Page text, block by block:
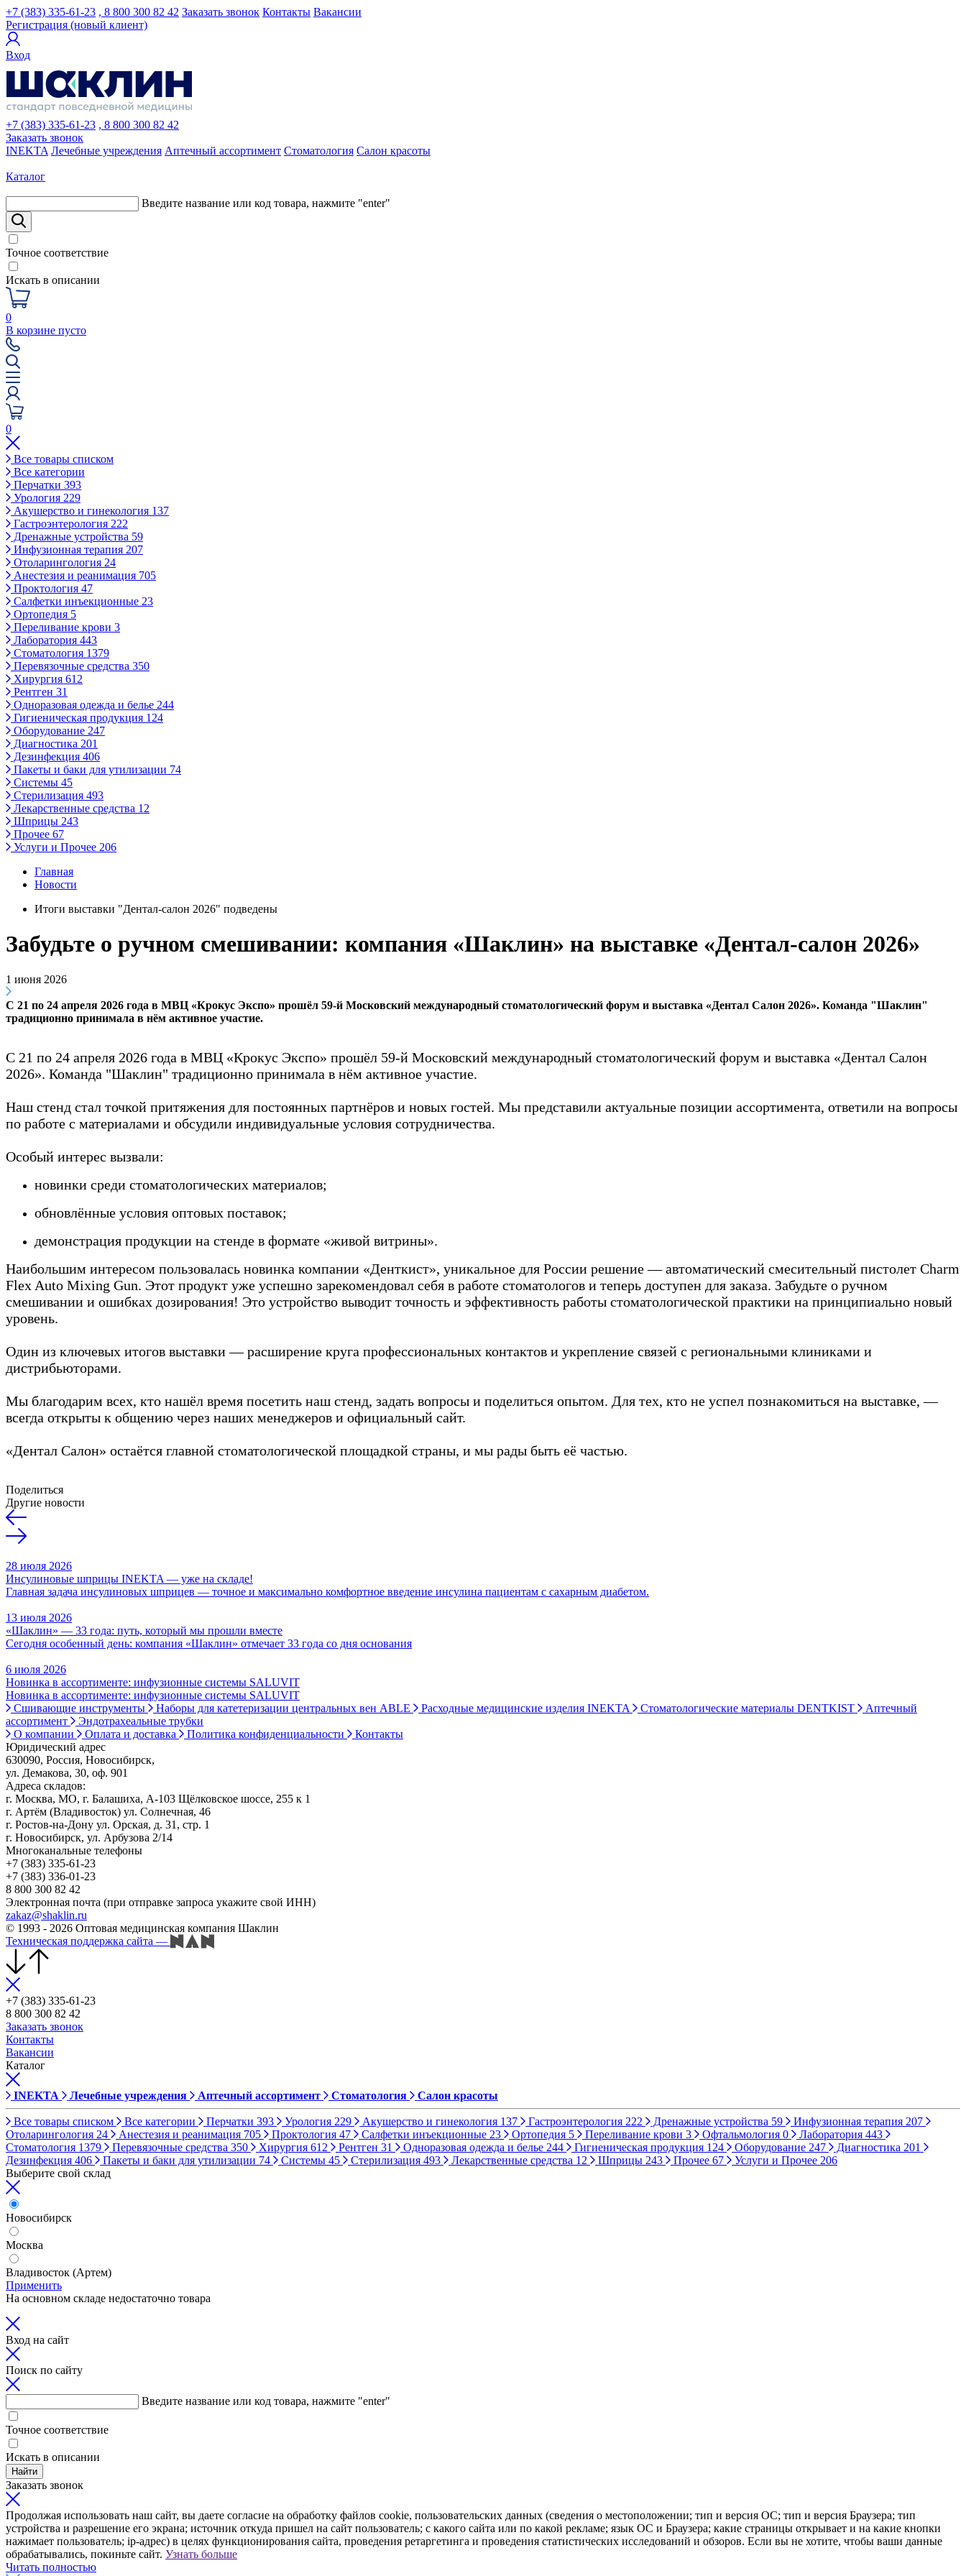
+7 (383) 335-61-23 , 8 800 300 82 42 Заказать звонок Контакты Вакансии
Регистрация (новый клиент)
Вход
+7 (383) 335-61-23 , 8 800 300 82 42
Заказать звонок
INEKTA Лечебные учреждения Аптечный ассортимент Стоматология Салон красоты
Каталог
Введите название или код товара, нажмите "enter"
Точное соответствие
Искать в описании
0
В корзине пусто
0
Все товары списком
Все категории
Перчатки 393
Урология 229
Акушерство и гинекология 137
Гастроэнтерология 222
Дренажные устройства 59
Инфузионная терапия 207
Отоларингология 24
Анестезия и реанимация 705
Проктология 47
Салфетки инъекционные 23
Ортопедия 5
Переливание крови 3
Лаборатория 443
Стоматология 1379
Перевязочные средства 350
Хирургия 612
Рентген 31
Одноразовая одежда и белье 244
Гигиеническая продукция 124
Оборудование 247
Диагностика 201
Дезинфекция 406
Пакеты и баки для утилизации 74
Системы 45
Стерилизация 493
Лекарственные средства 12
Шприцы 243
Прочее 67
Услуги и Прочее 206
Главная
Новости
Итоги выставки "Дентал-салон 2026" подведены
Забудьте о ручном смешивании: компания «Шаклин» на выставке «Дентал-салон 2026»
1 июня 2026
С 21 по 24 апреля 2026 года в МВЦ «Крокус Экспо» прошёл 59-й Московский международный стоматологический форум и выставка «Дентал Салон 2026». Команда "Шаклин"
традиционно принимала в нём активное участие.
С 21 по 24 апреля 2026 года в МВЦ «Крокус Экспо» прошёл 59-й Московский международный стоматологический форум и выставка «Дентал Салон
2026». Команда "Шаклин" традиционно принимала в нём активное участие.
Наш стенд стал точкой притяжения для постоянных партнёров и новых гостей. Мы представили актуальные позиции ассортимента, ответили на вопросы
по работе с материалами и обсудили индивидуальные условия сотрудничества.
Особый интерес вызвали:
новинки среди стоматологических материалов;
обновлённые условия оптовых поставок;
демонстрация продукции на стенде в формате «живой витрины».
Наибольшим интересом пользовалась новинка компании «Денткист», уникальное для России решение — автоматический смесительный пистолет Charm
Flex Auto Mixing Gun. Этот продукт уже успешно зарекомендовал себя в работе стоматологов и теперь доступен для заказа. Забудьте о ручном
смешивании и ошибках дозирования! Это устройство выводит точность и эффективность работы стоматологической практики на принципиально новый
уровень.
Один из ключевых итогов выставки — расширение круга профессиональных контактов и укрепление связей с региональными клиниками и
дистрибьюторами.
Мы благодарим всех, кто нашёл время посетить наш стенд, задать вопросы и поделиться опытом. Для тех, кто не успел познакомиться на выставке, —
всегда открыты к общению через наших менеджеров и официальный сайт.
«Дентал Салон» остаётся главной стоматологической площадкой страны, и мы рады быть её частью.
Поделиться
Другие новости
28 июля 2026
Инсулиновые шприцы INEKTA — уже на складе!
Главная задача инсулиновых шприцев — точное и максимально комфортное введение инсулина пациентам с сахарным диабетом.
13 июля 2026
«Шаклин» — 33 года: путь, который мы прошли вместе
Сегодня особенный день: компания «Шаклин» отмечает 33 года со дня основания
6 июля 2026
Новинка в ассортименте: инфузионные системы SALUVIT
Новинка в ассортименте: инфузионные системы SALUVIT
Сшивающие инструменты
Наборы для катетеризации центральных вен ABLE Расходные медицинские изделия INEKTA Стоматологические материалы DENTKIST
Аптечный
ассортимент
Эндотрахеальные трубки
О компании
Оплата и доставка Политика конфиденциальности
Контакты
Юридический адрес
630090, Россия, Новосибирск,
ул. Демакова, 30, оф. 901
Адреса складов:
г. Москва, МО, г. Балашиха, А-103 Щёлковское шоссе, 255 к 1
г. Артём (Владивосток) ул. Солнечная, 46
г. Ростов-на-Дону ул. Орская, д. 31, стр. 1
г. Новосибирск, ул. Арбузова 2/14
Многоканальные телефоны
+7 (383) 335-61-23
+7 (383) 336-01-23
8 800 300 82 42
Электронная почта (при отправке запроса укажите свой ИНН)
zakaz@shaklin.ru
© 1993 - 2026 Оптовая медицинская компания Шаклин
Техническая поддержка сайта —
+7 (383) 335-61-23
8 800 300 82 42
Заказать звонок
Контакты
Вакансии
Каталог
INEKTA Лечебные учреждения Аптечный ассортимент Стоматология Салон красоты
Все товары списком Все категории Перчатки 393 Урология 229 Акушерство и гинекология 137 Гастроэнтерология 222 Дренажные устройства 59 Инфузионная терапия 207
Отоларингология 24 Анестезия и реанимация 705 Проктология 47 Салфетки инъекционные 23 Ортопедия 5 Переливание крови 3 Офтальмология 0 Лаборатория 443
Стоматология 1379 Перевязочные средства 350 Хирургия 612 Рентген 31 Одноразовая одежда и белье 244 Гигиеническая продукция 124 Оборудование 247 Диагностика 201
Дезинфекция 406 Пакеты и баки для утилизации 74 Системы 45 Стерилизация 493 Лекарственные средства 12 Шприцы 243 Прочее 67 Услуги и Прочее 206
Выберите свой склад
Новосибирск
Москва
Владивосток (Артем)
Применить
На основном складе недостаточно товара
Вход на сайт
Поиск по сайту
Введите название или код товара, нажмите "enter"
Точное соответствие
Искать в описании
Найти
Заказать звонок
Продолжая использовать наш сайт, вы даете согласие на обработку файлов cookie, пользовательских данных (сведения о местоположении; тип и версия ОС; тип и версия Браузера; тип
устройства и разрешение его экрана; источник откуда пришел на сайт пользователь; с какого сайта или по какой рекламе; язык ОС и Браузера; какие страницы открывает и на какие кнопки
нажимает пользователь; ip-адрес) в целях функционирования сайта, проведения ретаргетинга и проведения статистических исследований и обзоров. Если вы не хотите, чтобы ваши данные
обрабатывались, покиньте сайт. Узнать больше
Читать полностью